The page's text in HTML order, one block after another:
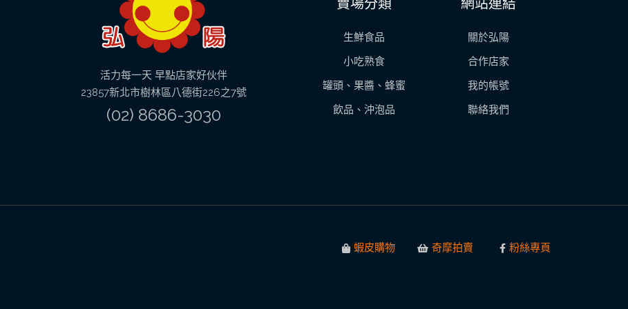
活力每一天 早點店家好伙伴
23857新北市樹林區八德街226之7號
(02) 8686-3030
生鮮食品
小吃熟食
罐頭、果醬、蜂蜜
飲品、沖泡品
關於弘陽
合作店家
我的帳號
聯絡我們
蝦皮購物 奇摩拍賣 粉絲專頁